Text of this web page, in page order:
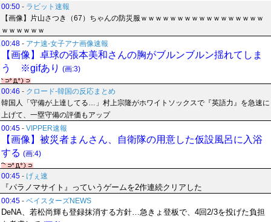
00:50 - ラビット速報
【画像】片山さつき（67）ちゃんの防災服ｗｗｗｗｗｗｗｗｗｗｗｗｗｗｗｗｗ
ｗｗｗｗｗｗ
00:48 - アナ速‐女子アナ画像速報
【画像】卓球の張本美和さんの胸がブルンブルン揺れてしま
う ※gifあり (画:3)
00:46 - クロード-韓国の反応まとめ
韓国人「守備が上達してる…」村上宗隆がホワイトソックスで『英語力』を急速に
上げて、一塁守備の評価もアップ
00:45 - VIPPER速報
【画像】被災者まんさん、自衛隊の用意した仮設風呂に入浴
する (画:4)
00:45 - げぇ速
『パラノマサイト』っていうゲームを2作連続クリアした
00:45 - ベイスターズNEWS
DeNA、若松尚輝も登録抹消する方針…急きょ登板で、4回2/3を投げた負担